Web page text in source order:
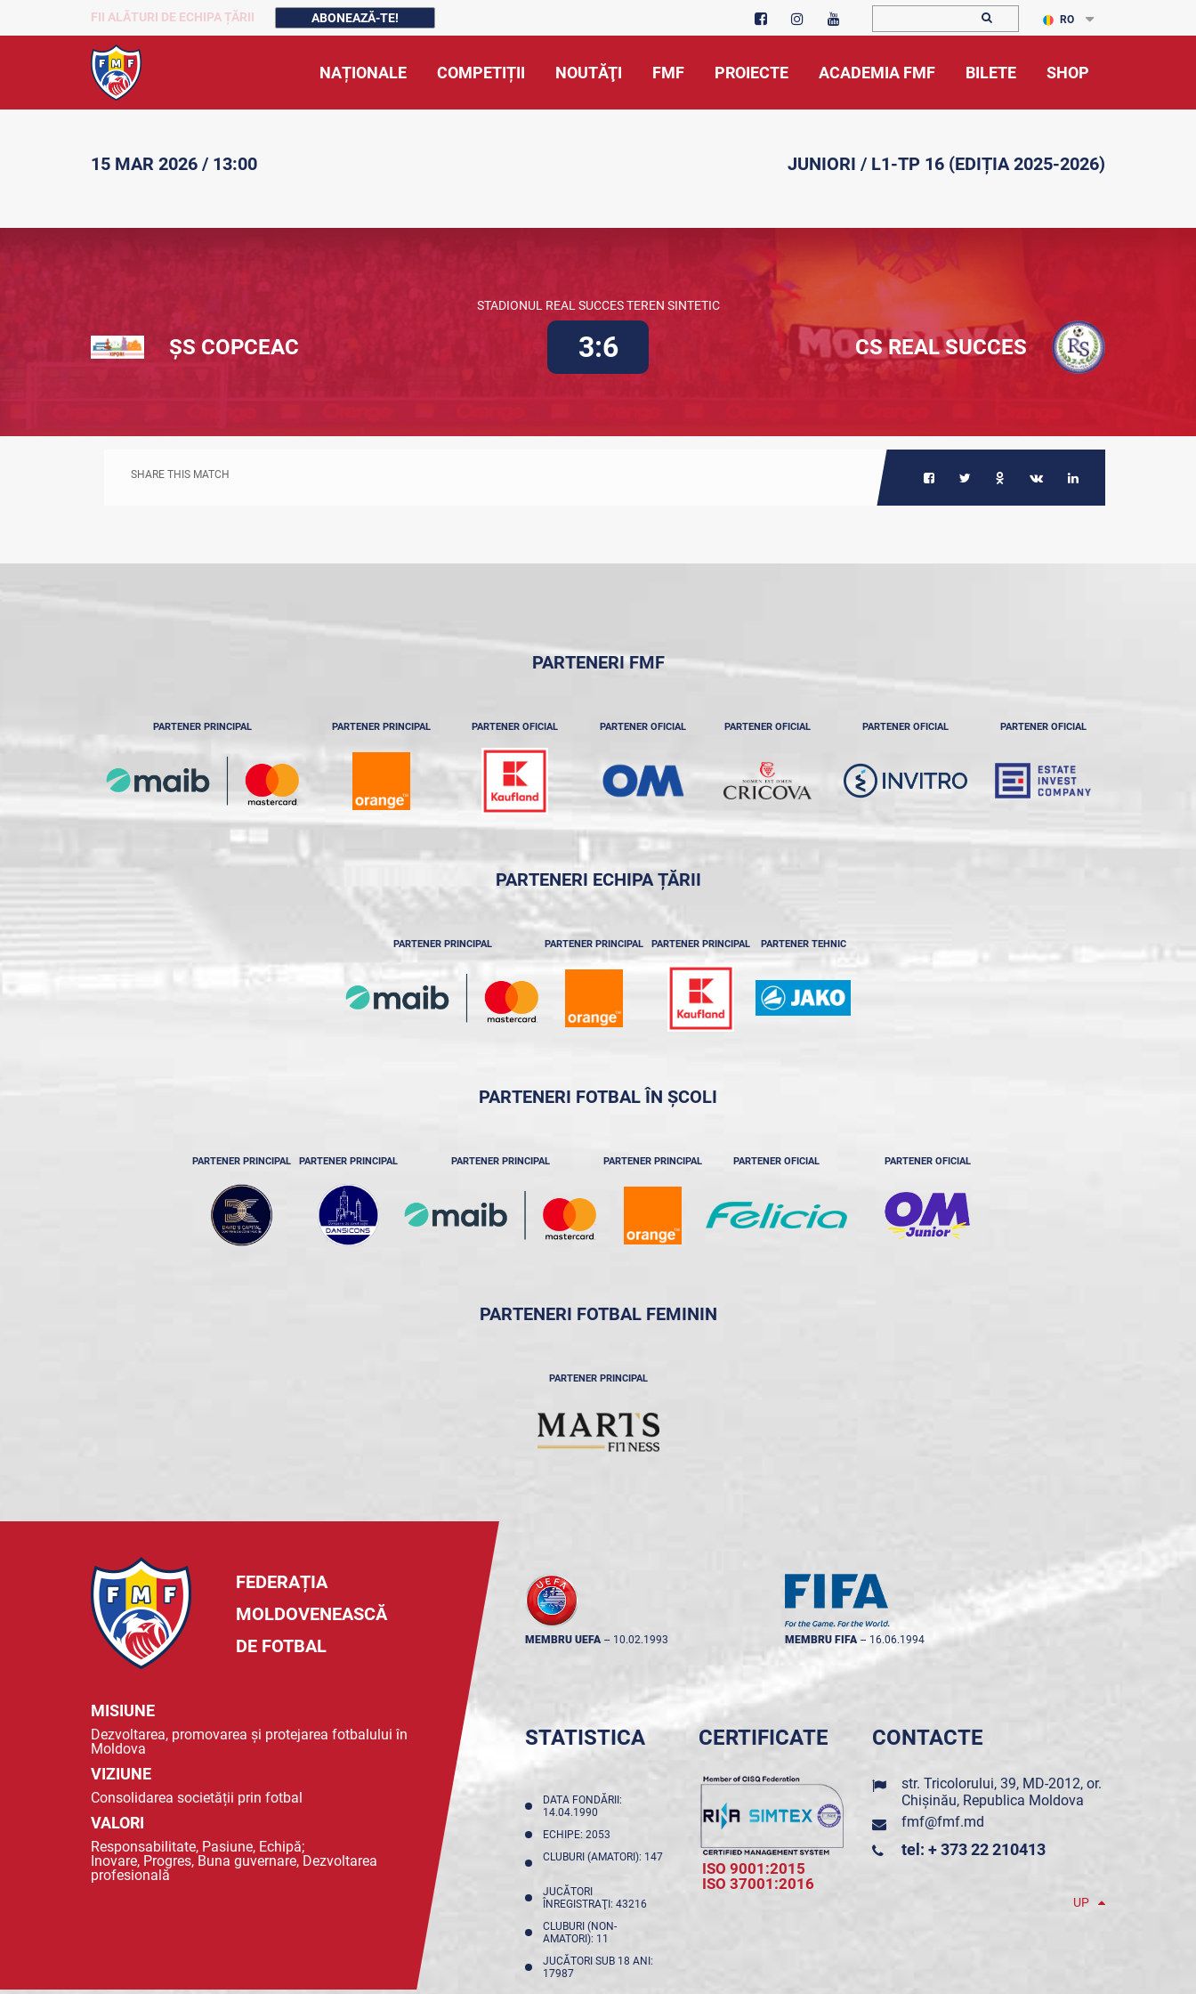
FII ALĂTURI DE ECHIPA ȚĂRII ABONEAZĂ-TE! RO
NAȚIONALE COMPETIȚII NOUTĂŢI FMF PROIECTE ACADEMIA FMF BILETE SHOP
15 MAR 2026 / 13:00 JUNIORI / L1-TP 16 (EDIȚIA 2025-2026)
STADIONUL REAL SUCCES TEREN SINTETIC
ȘS COPCEAC 3:6 CS REAL SUCCES
SHARE THIS MATCH
PARTENERI FMF
PARTENER PRINCIPAL PARTENER PRINCIPAL PARTENER OFICIAL PARTENER OFICIAL PARTENER OFICIAL PARTENER OFICIAL PARTENER OFICIAL
PARTENERI ECHIPA ȚĂRII
PARTENER PRINCIPAL PARTENER PRINCIPAL PARTENER PRINCIPAL PARTENER TEHNIC
PARTENERI FOTBAL ÎN ȘCOLI
PARTENER PRINCIPAL PARTENER PRINCIPAL PARTENER PRINCIPAL PARTENER PRINCIPAL PARTENER OFICIAL PARTENER OFICIAL
PARTENERI FOTBAL FEMININ
PARTENER PRINCIPAL
FEDERAȚIA
MOLDOVENEASCĂ
DE FOTBAL
MISIUNE
Dezvoltarea, promovarea și protejarea fotbalului în
Moldova
VIZIUNE
Consolidarea societății prin fotbal
VALORI
Responsabilitate, Pasiune, Echipă;
Inovare, Progres, Buna guvernare, Dezvoltarea
profesională
MEMBRU UEFA -- 10.02.1993 MEMBRU FIFA -- 16.06.1994
STATISTICA
DATA FONDĂRII:
14.04.1990
ECHIPE: 2053
CLUBURI (AMATORI): 147
JUCĂTORI
ÎNREGISTRAŢI: 43216
CLUBURI (NON-
AMATORI): 11
JUCĂTORI SUB 18 ANI:
17987
CERTIFICATE
ISO 9001:2015
ISO 37001:2016
CONTACTE
str. Tricolorului, 39, MD-2012, or.
Chișinău, Republica Moldova
fmf@fmf.md
tel: + 373 22 210413
UP